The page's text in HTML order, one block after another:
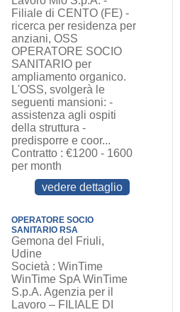
Filiale di CENTO (FE) -
ricerca per residenza per
anziani, OSS
OPERATORE SOCIO
SANITARIO per
ampliamento organico.
L'OSS, svolgerà le
seguenti mansioni: -
assistenza agli ospiti
della struttura -
predisporre e coor...
Contratto : €1200 - 1600
per month
vedere dettaglio
OPERATORE SOCIO
SANITARIO RSA
Gemona del Friuli,
Udine
Società : WinTime
WinTime SpA WinTime
S.p.A. Agenzia per il
Lavoro – FILIALE DI